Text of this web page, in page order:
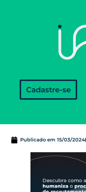
Cadastre-se
Publicado em 15/03/2024